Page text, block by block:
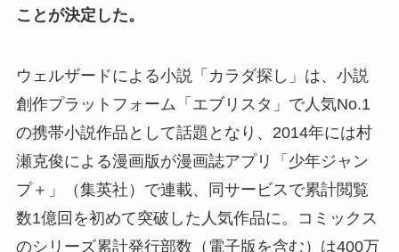
ことが決定した。
ウェルザードによる小説「カラダ探し」は、小説
創作プラットフォーム「エブリスタ」で人気No.1
の携帯小説作品として話題となり、2014年には村
瀬克俊による漫画版が漫画誌アプリ「少年ジャン
プ＋」（集英社）で連載、同サービスで累計閲覧
数1億回を初めて突破した人気作品に。コミックス
のシリーズ累計発行部数（電子版を含む）は400万